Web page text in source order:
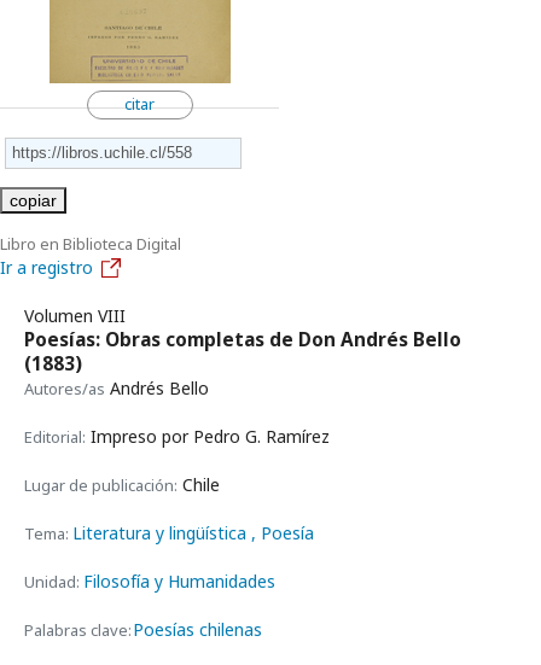
citar
copiar
Libro en Biblioteca Digital
Ir a registro
Volumen VIII
Poesías: Obras completas de Don Andrés Bello
(1883)
Autores/as Andrés Bello
Editorial: Impreso por Pedro G. Ramírez
Lugar de publicación: Chile
Tema: Literatura y lingüística , Poesía
Unidad: Filosofía y Humanidades
Palabras clave:Poesías chilenas